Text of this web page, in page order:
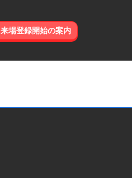
来場登録開始の案内